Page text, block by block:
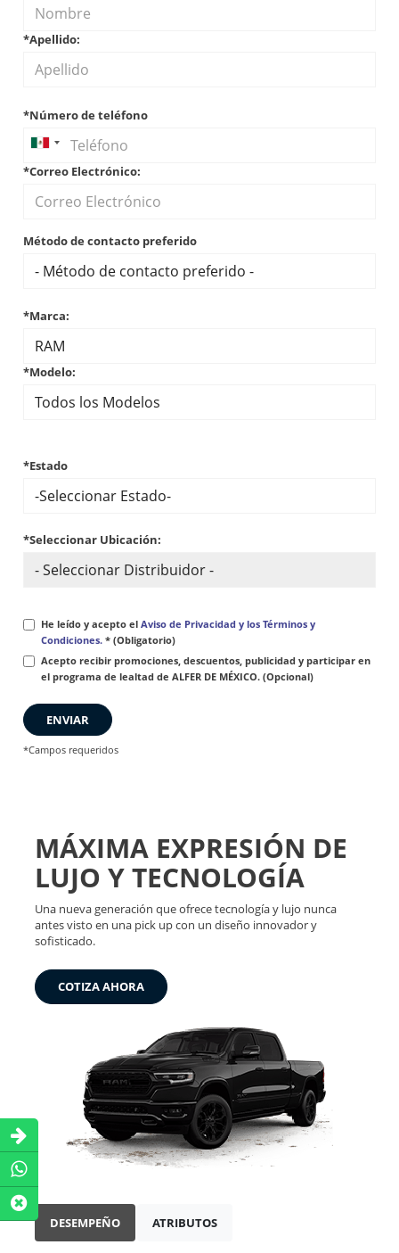
*Apellido:
*Número de teléfono
*Correo Electrónico:
Método de contacto preferido
*Marca:
*Modelo:
*Estado
*Seleccionar Ubicación:
He leído y acepto el Aviso de Privacidad y los Términos y
Condiciones. * (Obligatorio)
Acepto recibir promociones, descuentos, publicidad y participar en
el programa de lealtad de ALFER DE MÉXICO. (Opcional)
ENVIAR
*Campos requeridos
MÁXIMA EXPRESIÓN DE
LUJO Y TECNOLOGÍA
Una nueva generación que ofrece tecnología y lujo nunca
antes visto en una pick up con un diseño innovador y
sofisticado.
COTIZA AHORA
DESEMPEÑO ATRIBUTOS